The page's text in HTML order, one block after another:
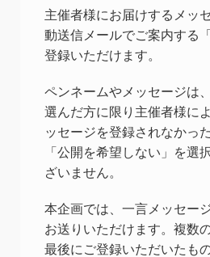
主催者様にお届けするメッ
動送信メールでご案内する
登録いただけます。
ペンネームやメッセージは
選んだ方に限り主催者様に
ッセージを登録されなかっ
「公開を希望しない」を選
ざいません。
本企画では、一言メッセー
お送りいただけます。複数
最後にご登録いただいたも